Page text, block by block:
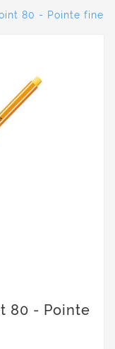
80 - Pointe fine
80 - Pointe